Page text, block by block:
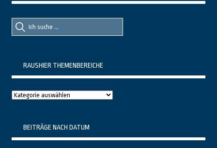
Suche
nach::
Suche
nach:
RAUSHIER THEMENBEREICHE
Raushier
BEITRÄGE NACH DATUM